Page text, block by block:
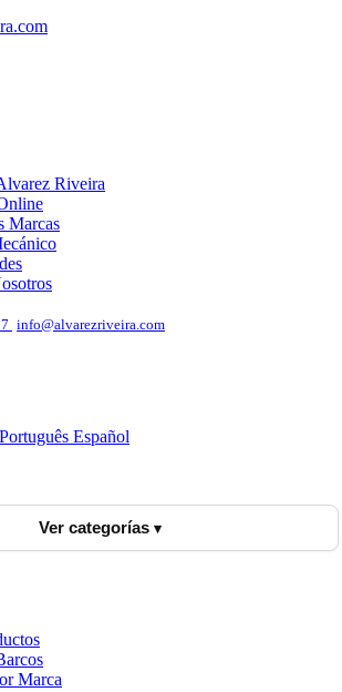
Riveira
Marcas
info@alvarezriveira.com
Português Español
Ver categorías
Marca